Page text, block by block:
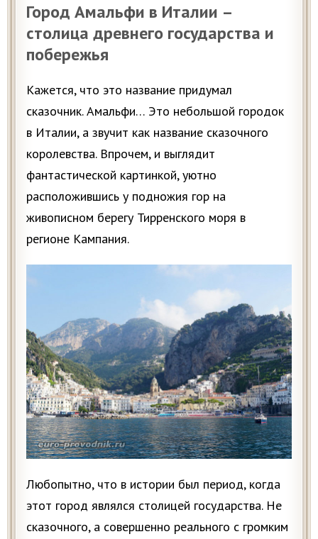
Город Амальфи в Италии –
столица древнего государства и
побережья
Кажется, что это название придумал
сказочник. Амальфи… Это небольшой городок
в Италии, а звучит как название сказочного
королевства. Впрочем, и выглядит
фантастической картинкой, уютно
расположившись у подножия гор на
живописном берегу Тирренского моря в
регионе Кампания.
Любопытно, что в истории был период, когда
этот город являлся столицей государства. Не
сказочного, а совершенно реального с громким